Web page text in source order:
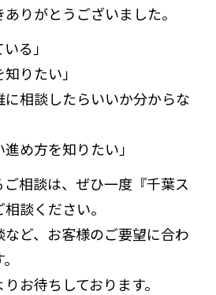
りがとうございました。
る」
りたい」
に相談したらいいか分からな
め方を知りたい」
相談は、ぜひ一度『千葉ス
談ください。
ど、お客様のご要望に合わ
お待ちしております。